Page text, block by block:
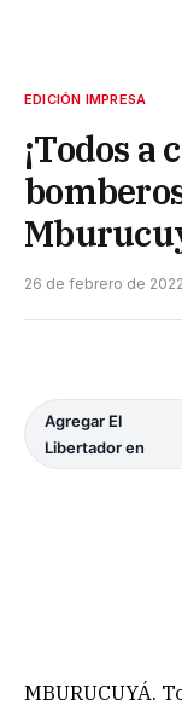
EDICIÓN IMPRESA
¡Todos a
26 de febrero de 2022
Agregar El
Libertador en
MBURUCUYÁ.